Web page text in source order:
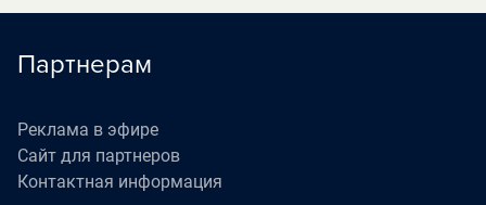
Партнерам
Реклама в эфире
Сайт для партнеров
Контактная информация